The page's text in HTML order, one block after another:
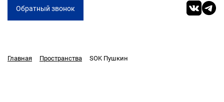
Обратный звонок
Главная Пространства SOK Пушкин